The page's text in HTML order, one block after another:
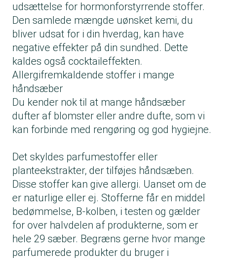
udsættelse for hormonforstyrrende stoffer.
Den samlede mængde uønsket kemi, du
bliver udsat for i din hverdag, kan have
negative effekter på din sundhed. Dette
kaldes også cocktaileffekten.
Allergifremkaldende stoffer i mange
håndsæber
Du kender nok til at mange håndsæber
dufter af blomster eller andre dufte, som vi
kan forbinde med rengøring og god hygiejne.
Det skyldes parfumestoffer eller
planteekstrakter, der tilføjes håndsæben.
Disse stoffer kan give allergi. Uanset om de
er naturlige eller ej. Stofferne får en middel
bedømmelse, B-kolben, i testen og gælder
for over halvdelen af produkterne, som er
hele 29 sæber. Begræns gerne hvor mange
parfumerede produkter du bruger i